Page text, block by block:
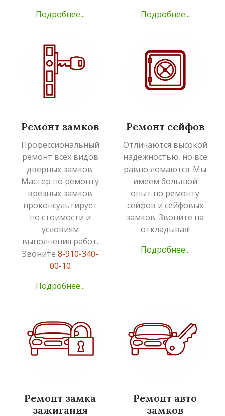
Подробнее...
Подробнее...
Ремонт замков
Профессиональный
ремонт всех видов
дверных замков.
Мастер по ремонту
врезных замков
проконсультирует
по стоимости и
условиям
выполнения работ.
Звоните 8-910-340-
00-10
Подробнее...
Ремонт сейфов
Отличаются высокой
надежностью, но все
равно ломаются. Мы
имеем большой
опыт по ремонту
сейфов и сейфовых
замков. Звоните на
откладывая!
Подробнее...
Ремонт замка
зажигания
Ремонт авто
замков